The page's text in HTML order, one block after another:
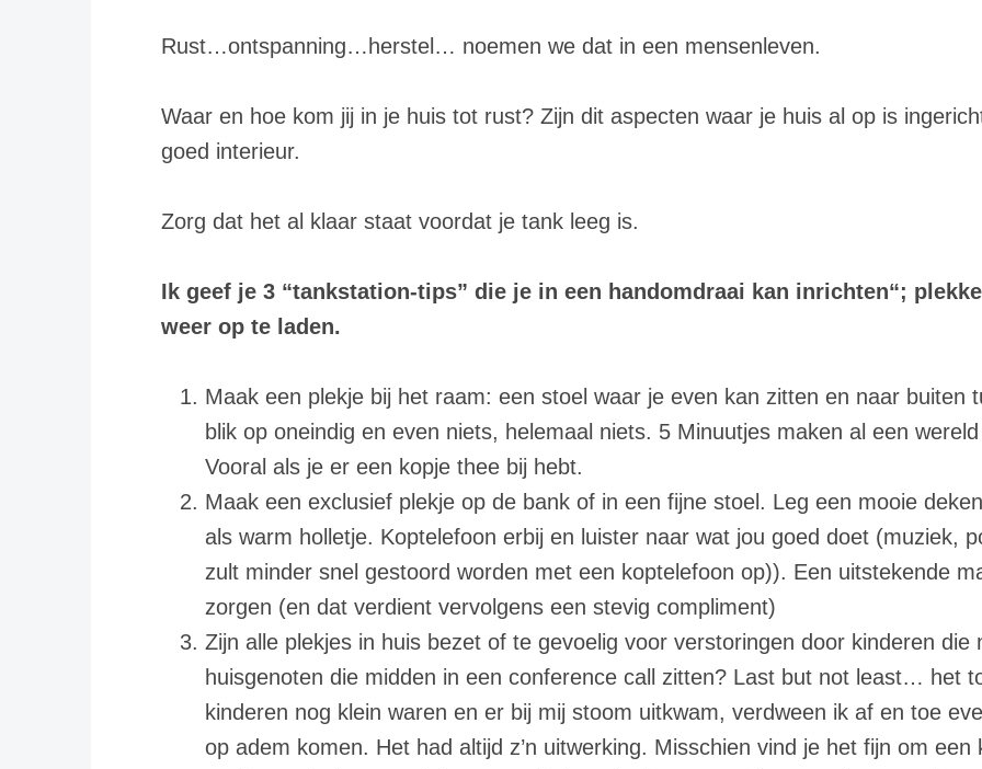
Rust…ontspanning…herstel… noemen we dat in een mensenleven.
Waar en hoe kom jij in je huis tot rust? Zijn dit aspecten waar je huis al op is
goed interieur.
Zorg dat het al klaar staat voordat je tank leeg is.
Ik geef je 3 “tankstation-tips” die je in een handomdraai kan inrichten“;
weer op te laden.
Maak een plekje bij het raam: een stoel waar je even kan zitten en naar buiten
blik op oneindig en even niets, helemaal niets. 5 Minuutjes maken al een
Vooral als je er een kopje thee bij hebt.
Maak een exclusief plekje op de bank of in een fijne stoel. Leg een mooie
als warm holletje. Koptelefoon erbij en luister naar wat jou goed doet (muziek,
zult minder snel gestoord worden met een koptelefoon op)). Een uitstekende
zorgen (en dat verdient vervolgens een stevig compliment)
Zijn alle plekjes in huis bezet of te gevoelig voor verstoringen door kinderen
huisgenoten die midden in een conference call zitten? Last but not least… het
kinderen nog klein waren en er bij mij stoom uitkwam, verdween ik af en toe
op adem komen. Het had altijd z’n uitwerking. Misschien vind je het fijn om